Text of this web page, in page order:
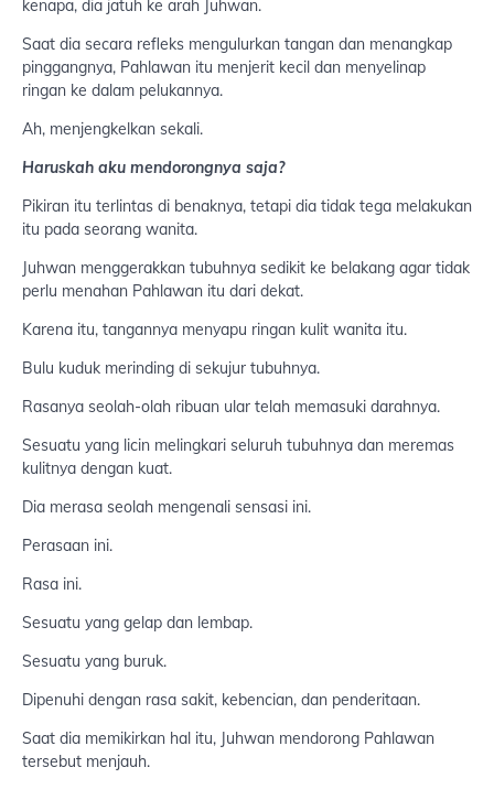
kenapa, dia jatuh ke arah Juhwan.
Saat dia secara refleks mengulurkan tangan dan menangkap
pinggangnya, Pahlawan itu menjerit kecil dan menyelinap
ringan ke dalam pelukannya.
Ah, menjengkelkan sekali.
Haruskah aku mendorongnya saja?
Pikiran itu terlintas di benaknya, tetapi dia tidak tega melakukan
itu pada seorang wanita.
Juhwan menggerakkan tubuhnya sedikit ke belakang agar tidak
perlu menahan Pahlawan itu dari dekat.
Karena itu, tangannya menyapu ringan kulit wanita itu.
Bulu kuduk merinding di sekujur tubuhnya.
Rasanya seolah-olah ribuan ular telah memasuki darahnya.
Sesuatu yang licin melingkari seluruh tubuhnya dan meremas
kulitnya dengan kuat.
Dia merasa seolah mengenali sensasi ini.
Perasaan ini.
Rasa ini.
Sesuatu yang gelap dan lembap.
Sesuatu yang buruk.
Dipenuhi dengan rasa sakit, kebencian, dan penderitaan.
Saat dia memikirkan hal itu, Juhwan mendorong Pahlawan
tersebut menjauh.